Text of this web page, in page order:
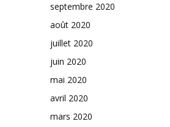
septembre 2020
août 2020
juillet 2020
juin 2020
mai 2020
avril 2020
mars 2020